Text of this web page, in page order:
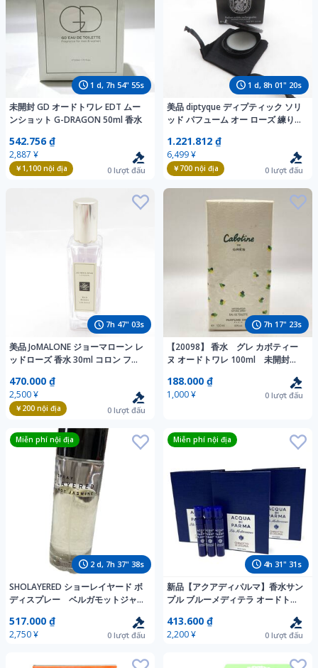
1 d, 7h 54" 53s
未開封 GD オードトワレ EDT ムー
ンショット G-DRAGON 50ml 香水
542.756 ₫
2,887 ¥
￥1,100nội địa 0 lượt đấu
1 d, 8h 01" 18s
美品 diptyque ディプティック ソリ
ッド パフューム オー ローズ 練り香
1.221.812 ₫
6,499 ¥
￥700nội địa 0 lượt đấu
7h 47" 01s
美品 JoMALONE ジョーマローン レ
ッドローズ 香水 30ml コロン フレ
470.000 ₫
2,500 ¥
￥200nội địa 0 lượt đấu
7h 17" 21s
【20098】 香水 グレ カボティー
ヌ オードトワレ 100ml 未開封
188.000 ₫
1,000 ¥ 0 lượt đấu
2 d, 7h 37" 36s
Miễn phí nội địa
SHOLAYERED ショーレイヤード ボ
ディスプレー ベルガモットジャス
517.000 ₫
2,750 ¥ 0 lượt đấu
4h 31" 29 s
Miễn phí nội địa
新品【アクアディパルマ】香水サン
プル ブルーメディテラ オードトワ
413.600 ₫
2,200 ¥ 0 lượt đấu